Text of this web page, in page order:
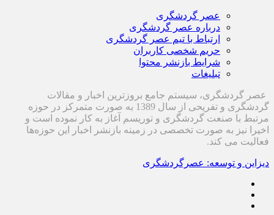
عصر گردشگری
درباره عصر گردشگری
ارتباط با تیم عصر گردشگری
حریم شخصی کاربران
شرایط بازنشر محتوا
تبلیغات
عصر گردشگری، سیستم جامع بروزترین اخبار و مقالات
گردشگری و تفریحی از سال 1389 به صورت متمرکز در حوزه
مرتبط با صنعت گردشگری و توریسم آغاز به کار نموده است و
اخیرا نیز به صورت تخصصی در زمینه بازنشر اخبار این حوزه‌ها
فعالیت می کند.
دیزاین و توسعه: عصرگردشگری